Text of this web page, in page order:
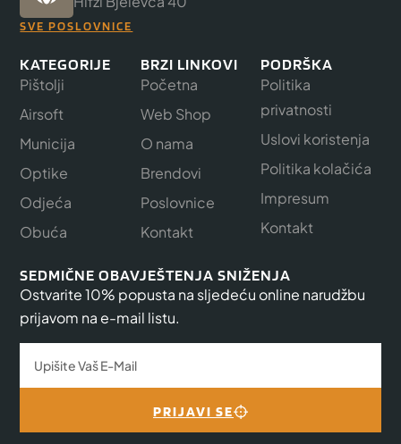
SVE POSLOVNICE
KATEGORIJE
Pištolji
Airsoft
Municija
Optike
Odjeća
Obuća
BRZI LINKOVI
Početna
Web Shop
O nama
Brendovi
Poslovnice
Kontakt
PODRŠKA
Politika
privatnosti
Uslovi koristenja
Politika kolačića
Impresum
Kontakt
SEDMIČNE OBAVJEŠTENJA SNIŽENJA
Ostvarite 10% popusta na sljedeću online narudžbu
prijavom na e-mail listu.
PRIJAVI SE